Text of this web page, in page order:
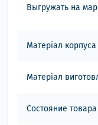
Выгружать на
Матеріал корпуса
Матеріал
Состояние товара